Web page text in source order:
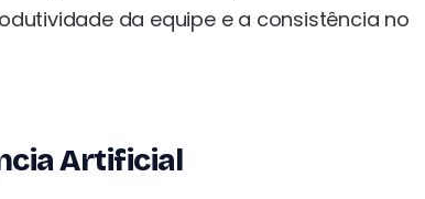
da equipe e a consistência no
Artificial